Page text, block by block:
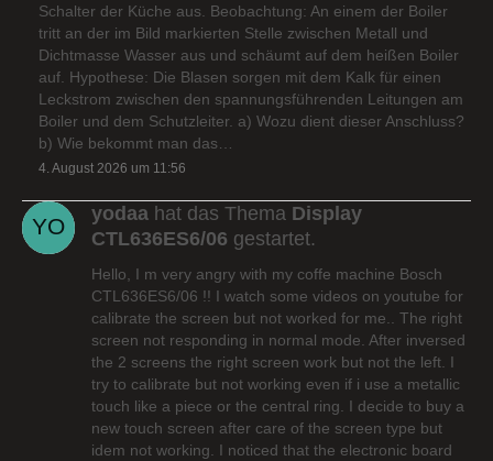
Schalter der Küche aus. Beobachtung: An einem der Boiler
tritt an der im Bild markierten Stelle zwischen Metall und
Dichtmasse Wasser aus und schäumt auf dem heißen Boiler
auf. Hypothese: Die Blasen sorgen mit dem Kalk für einen
Leckstrom zwischen den spannungsführenden Leitungen am
Boiler und dem Schutzleiter. a) Wozu dient dieser Anschluss?
b) Wie bekommt man das…
4. August 2026 um 11:56
yodaa hat das Thema Display
CTL636ES6/06 gestartet.
Hello, I m very angry with my coffe machine Bosch
CTL636ES6/06 !! I watch some videos on youtube for
calibrate the screen but not worked for me.. The right
screen not responding in normal mode. After inversed
the 2 screens the right screen work but not the left. I
try to calibrate but not working even if i use a metallic
touch like a piece or the central ring. I decide to buy a
new touch screen after care of the screen type but
idem not working. I noticed that the electronic board